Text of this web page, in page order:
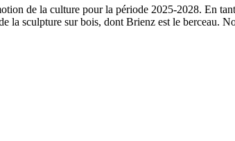
de la culture pour la période 2025-2028. En
sculpture sur bois, dont Brienz est le berceau.